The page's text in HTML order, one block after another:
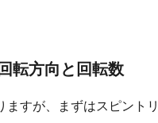
転方向と回転数
ますが、まずはスピント